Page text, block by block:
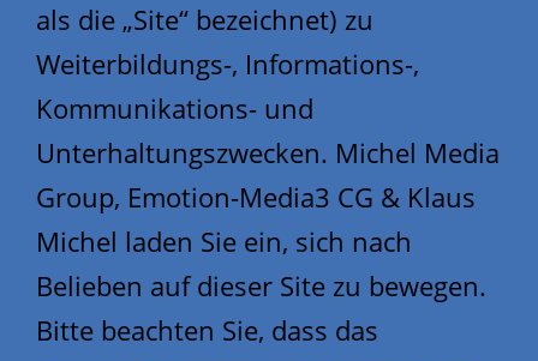
als die „Site“ bezeichnet) zu
Weiterbildungs-, Informations-,
Kommunikations- und
Unterhaltungszwecken. Michel Media
Group, Emotion-Media3 CG & Klaus
Michel laden Sie ein, sich nach
Belieben auf dieser Site zu bewegen.
Bitte beachten Sie, dass das